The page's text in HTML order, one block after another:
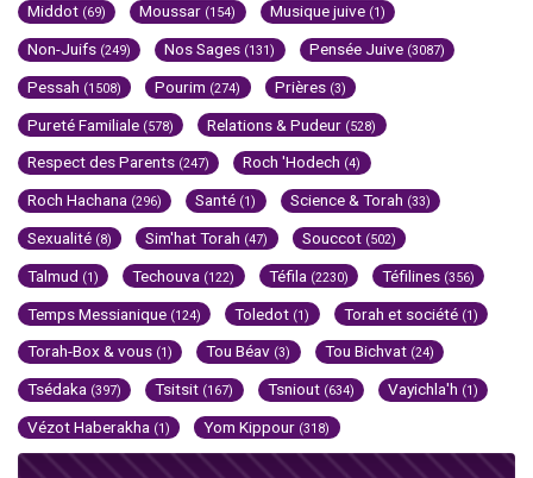
Middot (69) Moussar (154) Musique juive (1)
Non-Juifs (249) Nos Sages (131) Pensée Juive (3087)
Pessah (1508) Pourim (274) Prières (3)
Pureté Familiale (578) Relations & Pudeur (528)
Respect des Parents (247) Roch 'Hodech (4)
Roch Hachana (296) Santé (1) Science & Torah (33)
Sexualité (8) Sim'hat Torah (47) Souccot (502)
Talmud (1) Techouva (122) Téfila (2230) Téfilines (356)
Temps Messianique (124) Toledot (1) Torah et société (1)
Torah-Box & vous (1) Tou Béav (3) Tou Bichvat (24)
Tsédaka (397) Tsitsit (167) Tsniout (634) Vayichla'h (1)
Vézot Haberakha (1) Yom Kippour (318)